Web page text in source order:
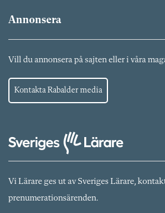
Annonsera
Vill du annonsera på sajten eller i våra
Kontakta Rabalder media
Vi Lärare ges ut av Sveriges Lärare,
prenumerationsärenden.